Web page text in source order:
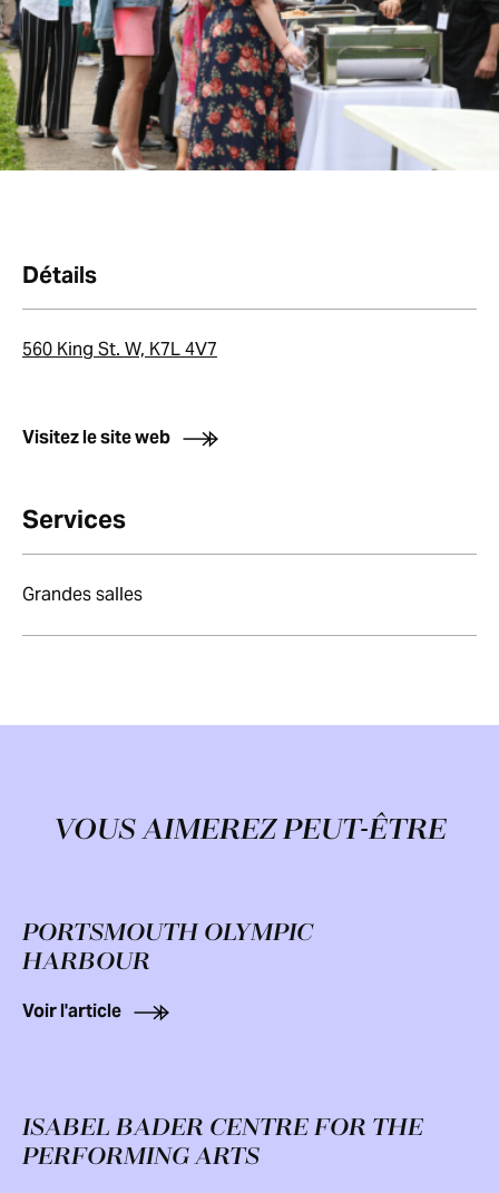
Détails
560 King St. W, K7L 4V7
Visitez le site web
Services
Grandes salles
VOUS AIMEREZ PEUT-ÊTRE
PORTSMOUTH OLYMPIC
HARBOUR
Voir l'article
ISABEL BADER CENTRE FOR THE
PERFORMING ARTS